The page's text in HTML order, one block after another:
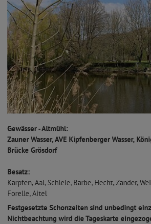
Gewässer - Altmühl:
Zauner Wasser, AVE Kipfenberger Wasser,
Brücke Grösdorf
Besatz:
Karpfen, Aal, Schleie, Barbe, Hecht, Zander,
Forelle, Aitel
Festgesetzte Schonzeiten sind unbedingt
Nichtbeachtung wird die Tageskarte